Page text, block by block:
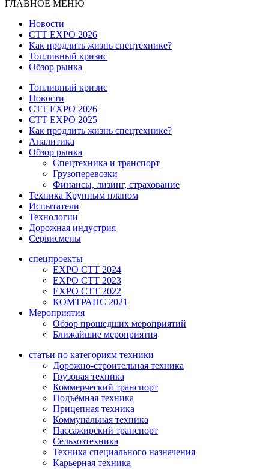
ГЛАВНОЕ МЕНЮ
Новости
CTT EXPO 2026
Как продлить жизнь спецтехнике?
Топливный кризис
Обзор рынка
Топливный кризис
Новости
CTT EXPO 2026
CTT EXPO 2025
Как продлить жизнь спецтехнике?
Аналитика
Обзор рынка
Спецтехника и транспорт
Грузоперевозки
Финансы, лизинг, страхование
Техника Крупным планом
Испытатели
Технологии
Дорожная индустрия
Сервисмены
спецпроекты
EXPO CTT 2024
EXPO CTT 2023
EXPO CTT 2022
КОМТРАНС 2021
Мероприятия
Обзор прошедших мероприятий
Ближайшие мероприятия
статьи по категориям техники
Дорожно-строительная техника
Грузовая техника
Коммерческий транспорт
Подъёмная техника
Прицепная техника
Коммунальная техника
Пассажирский транспорт
Сельхозтехника
Техника специального назначения
Карьерная техника